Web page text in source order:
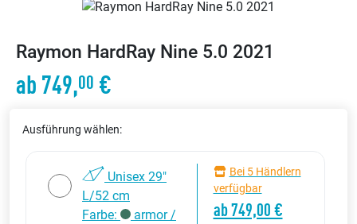
Raymon HardRay Nine 5.0 2021
ab 749,00 €
Ausführung wählen:
Unisex 29"
L/52 cm
Farbe:
armor /
Bei 5 Händlern
verfügbar
ab 749,00 €